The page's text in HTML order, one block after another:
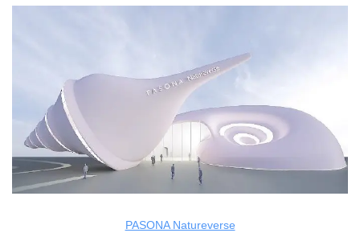
PASONA Natureverse